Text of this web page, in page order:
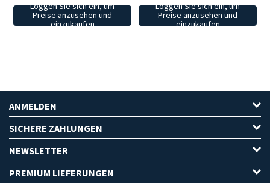
Loggen Sie sich ein, um
Preise anzusehen und
einzukaufen
Loggen Sie sich ein, um
Preise anzusehen und
einzukaufen
ANMELDEN
SICHERE ZAHLUNGEN
NEWSLETTER
PREMIUM LIEFERUNGEN